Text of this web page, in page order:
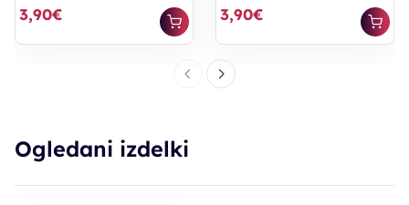
3,90€ 3,90€
Ogledani izdelki